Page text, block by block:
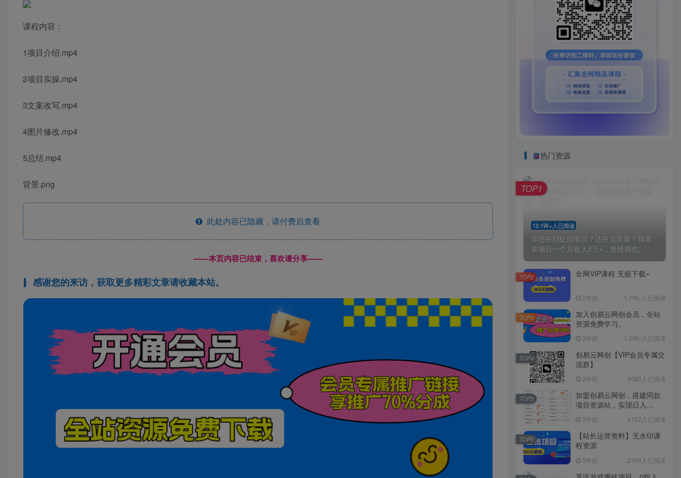
课程内容：
1项目介绍.mp4
2项目实操.mp4
3文案改写.mp4
4图片修改.mp4
5总结.mp4
背景.png
此处内容已隐藏，请付费后查看
------本页内容已结束，喜欢请分享------
感谢您的来访，获取更多精彩文章请收藏本站。
热门资源
12.1W+人已阅读
你还在到处找项目？还在当韭菜？我靠
卖项目一个月收入5万+，曾经我也...
TOP1
全网VIP课程 无损下载~
2年前 1.7W+人已阅读
TOP2
加入创易云网创会员，全站
资源免费学习。
3年前 1.2W+人已阅读
TOP3
创易云网创【VIP会员专属交
流群】
3年前 9085人已阅读
TOP4
加盟创易云网创，搭建同款
项目资源站，实现日入
3年前 4102人已阅读
TOP5
【站长运营资料】无水印课
程资源
3年前 2766人已阅读
TOP6